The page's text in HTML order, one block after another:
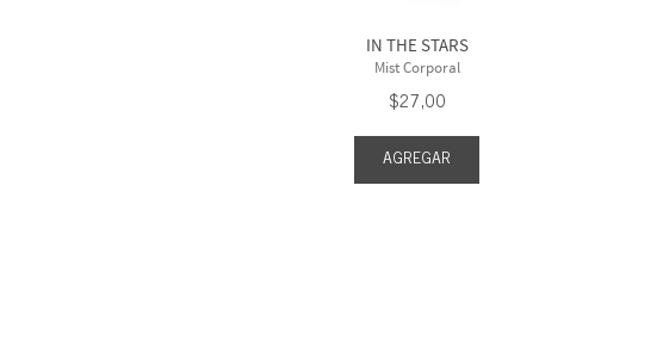
IN THE STARS
Mist Corporal
$27,00
AGREGAR